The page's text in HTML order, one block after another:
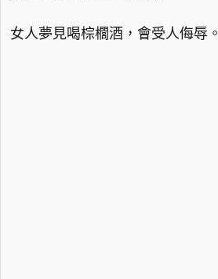
女人夢見喝棕櫚酒，會受人侮辱。